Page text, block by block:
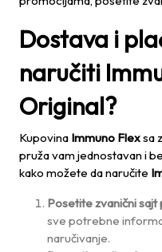
Dostava i
naručiti
Original?
Kupovina Immuno Flexsa
pruža vam jednostavan i
kako možete da naručite
Posetite zvanični
sve potrebne
naručivanje.